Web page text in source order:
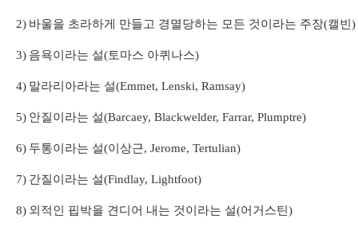
2) 바울을 초라하게 만들고 경멸당하는 모든 것이라는 주장(캘빈 )
3) 음욕이라는 설(토마스 아퀴나스)
4) 말라리아라는 설(Emmet, Lenski, Ramsay)
5) 안질이라는 설(Barcaey, Blackwelder, Farrar, Plumptre)
6) 두통이라는 설(이상근, Jerome, Tertulian)
7) 간질이라는 설(Findlay, Lightfoot)
8) 외적인 핍박을 견디어 내는 것이라는 설(어거스틴 )